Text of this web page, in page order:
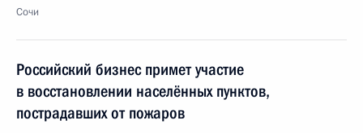
Сочи
Российский бизнес примет участие
в восстановлении населённых пунктов,
пострадавших от пожаров